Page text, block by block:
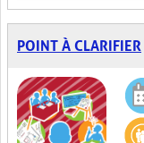
POINT À CLARIFIER